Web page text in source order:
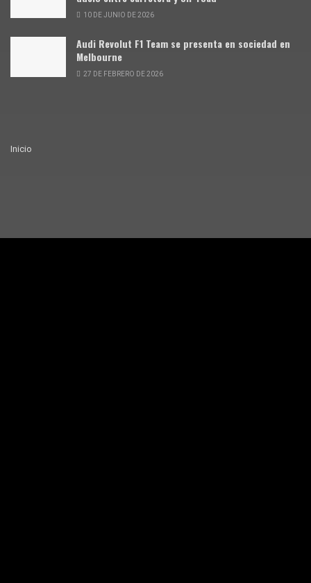
10 DE JUNIO DE 2026
Audi Revolut F1 Team se presenta en sociedad en
Melbourne
27 DE FEBRERO DE 2026
Inicio